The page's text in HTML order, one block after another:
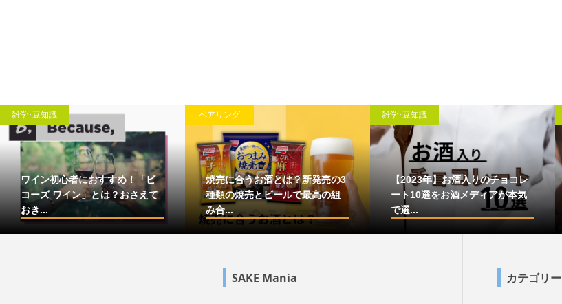
雑学･豆知識
ワイン初心者におすすめ！「ビ
コーズ ワイン」とは？おさえて
おき...
ペアリング
焼売に合うお酒とは？新発売の3
種類の焼売とビールで最高の組
み合...
雑学･豆知識
【2023年】お酒入りのチョコレ
ート10選をお酒メディアが本気
で選...
SAKE Mania カテゴリー